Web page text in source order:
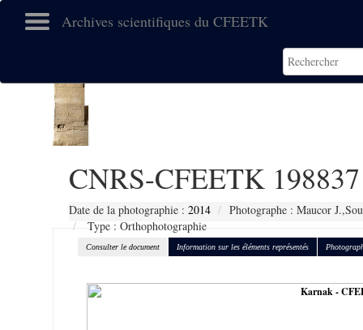
Archives scientifiques du CFEETK
CNRS-CFEETK 198837
Date de la photographie : 2014
Photographe : Maucor
Type : Orthophotographie
Consulter le document Information sur les éléments représentés